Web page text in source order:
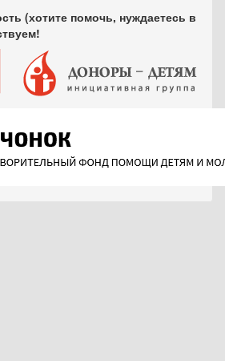
(хотите помочь, нуждаетесь в